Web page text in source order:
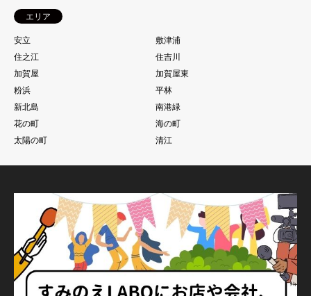
エリア
安立
敷津浦
住之江
住吉川
加賀屋
加賀屋東
粉浜
平林
新北島
南港緑
花の町
海の町
太陽の町
清江